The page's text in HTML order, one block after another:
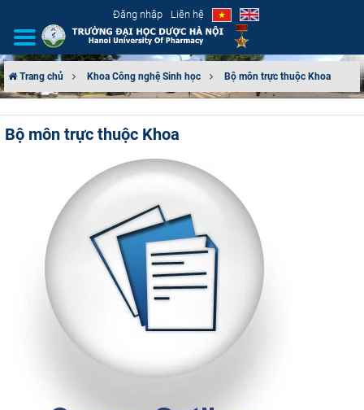
Đăng nhập Liên hệ
CƠ CẤU TỔ CHỨC
TUYỂN SINH
ĐÀO TẠO
ĐẢM BẢO CHẤT LƯỢNG
KHOA HỌC CÔNG NGHỆ
Trang chủ Khoa Công nghệ Sinh học Bộ môn trực thuộc Khoa
Bộ môn trực thuộc Khoa